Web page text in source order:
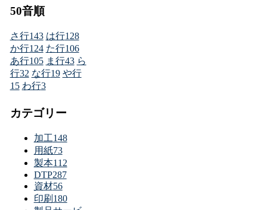
50音順
さ行143 は行128
か行124 た行106
あ行105 ま行43 ら
行32 な行19 や行
15 わ行3
カテゴリー
加工148
用紙73
製本112
DTP287
資材56
印刷 180